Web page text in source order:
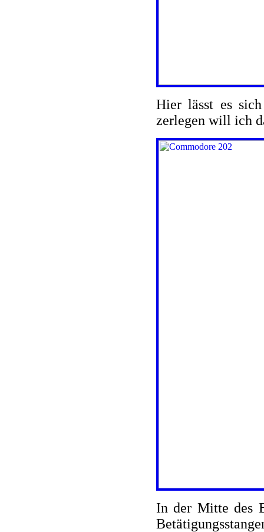
Hier lässt es
zerlegen will ich
In der Mitte des